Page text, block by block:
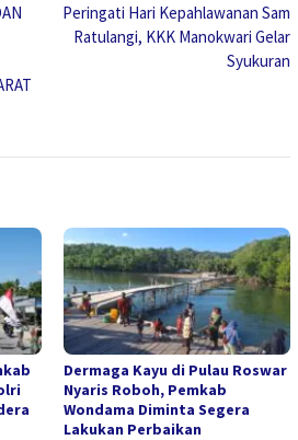
Peringati Hari Kepahlawanan Sam
Ratulangi, KKK Manokwari Gelar
Syukuran
Dermaga Kayu di Pulau Roswar
Nyaris Roboh, Pemkab
Wondama Diminta Segera
Lakukan Perbaikan